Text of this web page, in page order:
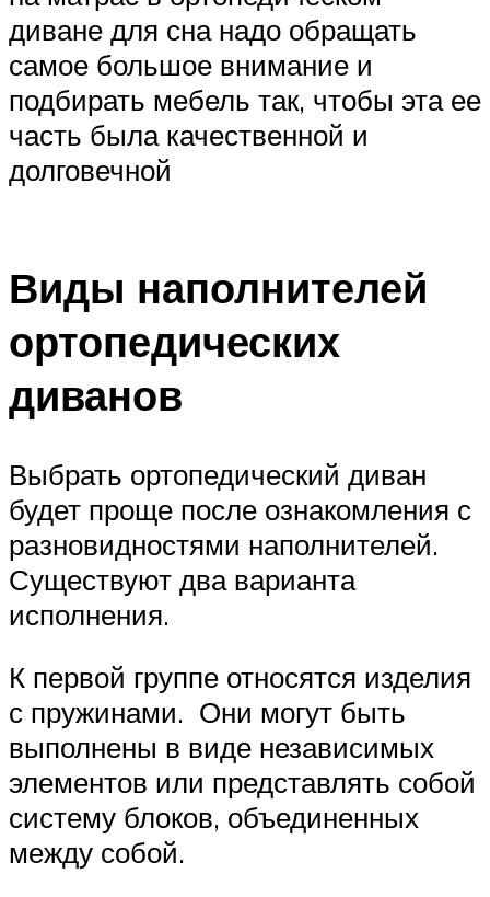
диване для сна надо обращать
самое большое внимание и
подбирать мебель так, чтобы эта ее
часть была качественной и
долговечной
Виды наполнителей
ортопедических
диванов
Выбрать ортопедический диван
будет проще после ознакомления с
разновидностями наполнителей.
Существуют два варианта
исполнения.
К первой группе относятся изделия
с пружинами. Они могут быть
выполнены в виде независимых
элементов или представлять собой
систему блоков, объединенных
между собой.